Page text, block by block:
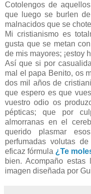
Cotolengos de
que luego se burlen
malnacidos que se
Mi cristianismo es
gusta que se metan
de mis mayores; ¡estoy
Así que si por
mal el papa Benito, os
dos mil años de
que espero es que
vuestro odio os
pépticas; que por
almorranas en el
querido plasmar
perfumadas volutas
eficaz fórmula ¿Te
bien. Acompaño estas
imagen diseñada por